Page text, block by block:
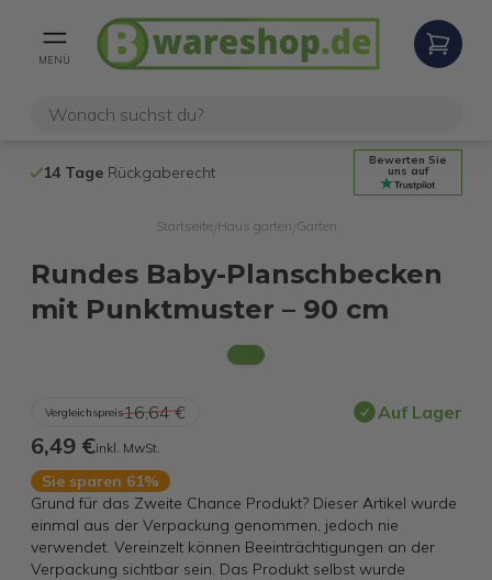
MENÜ
14 Tage Rückgaberecht Kostenloser
Bewerten Sie
uns auf
Startseite/ Haus garten Garten
Rundes Baby-Planschbecken
mit Punktmuster – 90 cm
Vergleichspreis16,64 € Auf Lager
6,49 €inkl. MwSt.
Sie sparen 61%
Grund für das Zweite Chance Produkt? Dieser Artikel wurde
einmal aus der Verpackung genommen, jedoch nie
verwendet. Vereinzelt können Beeinträchtigungen an der
Verpackung sichtbar sein. Das Produkt selbst wurde